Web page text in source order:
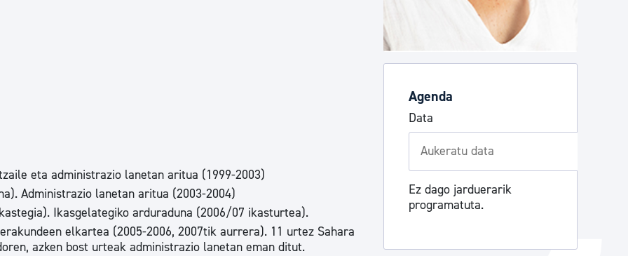
Tramitaziorako laguntza
eta administrazio lanetan aritua (1999-2003)
Administrazio lanetan aritua (2003-2004)
Ikasgelategiko arduraduna (2006/07 ikasturtea).
elkartea (2005-2006, 2007tik aurrera). 11 urtez Sahara
azken bost urteak administrazio lanetan eman ditut.
Agenda
Data
Ez dago jarduerarik
programatuta.